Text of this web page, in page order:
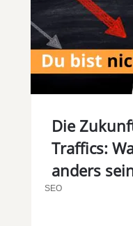
Die
Traffics:
anders
SEO